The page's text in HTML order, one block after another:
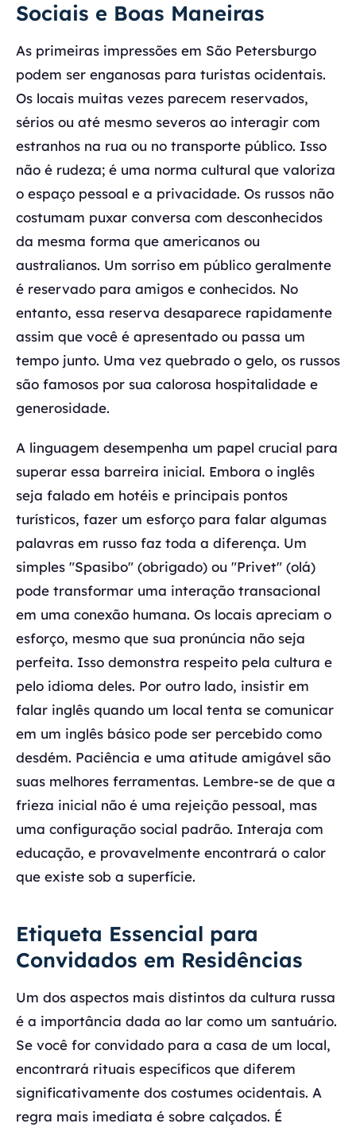
Sociais e Boas Maneiras
As primeiras impressões em São Petersburgo
podem ser enganosas para turistas ocidentais.
Os locais muitas vezes parecem reservados,
sérios ou até mesmo severos ao interagir com
estranhos na rua ou no transporte público. Isso
não é rudeza; é uma norma cultural que valoriza
o espaço pessoal e a privacidade. Os russos não
costumam puxar conversa com desconhecidos
da mesma forma que americanos ou
australianos. Um sorriso em público geralmente
é reservado para amigos e conhecidos. No
entanto, essa reserva desaparece rapidamente
assim que você é apresentado ou passa um
tempo junto. Uma vez quebrado o gelo, os russos
são famosos por sua calorosa hospitalidade e
generosidade.
A linguagem desempenha um papel crucial para
superar essa barreira inicial. Embora o inglês
seja falado em hotéis e principais pontos
turísticos, fazer um esforço para falar algumas
palavras em russo faz toda a diferença. Um
simples "Spasibo" (obrigado) ou "Privet" (olá)
pode transformar uma interação transacional
em uma conexão humana. Os locais apreciam o
esforço, mesmo que sua pronúncia não seja
perfeita. Isso demonstra respeito pela cultura e
pelo idioma deles. Por outro lado, insistir em
falar inglês quando um local tenta se comunicar
em um inglês básico pode ser percebido como
desdém. Paciência e uma atitude amigável são
suas melhores ferramentas. Lembre-se de que a
frieza inicial não é uma rejeição pessoal, mas
uma configuração social padrão. Interaja com
educação, e provavelmente encontrará o calor
que existe sob a superfície.
Etiqueta Essencial para
Convidados em Residências
Um dos aspectos mais distintos da cultura russa
é a importância dada ao lar como um santuário.
Se você for convidado para a casa de um local,
encontrará rituais específicos que diferem
significativamente dos costumes ocidentais. A
regra mais imediata é sobre calçados. É